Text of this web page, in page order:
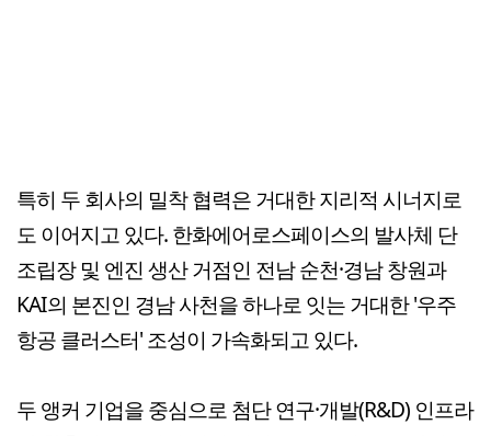
특히 두 회사의 밀착 협력은 거대한 지리적 시너지로
도 이어지고 있다. 한화에어로스페이스의 발사체 단
조립장 및 엔진 생산 거점인 전남 순천·경남 창원과
KAI의 본진인 경남 사천을 하나로 잇는 거대한 '우주
항공 클러스터' 조성이 가속화되고 있다.
두 앵커 기업을 중심으로 첨단 연구·개발(R&D) 인프라